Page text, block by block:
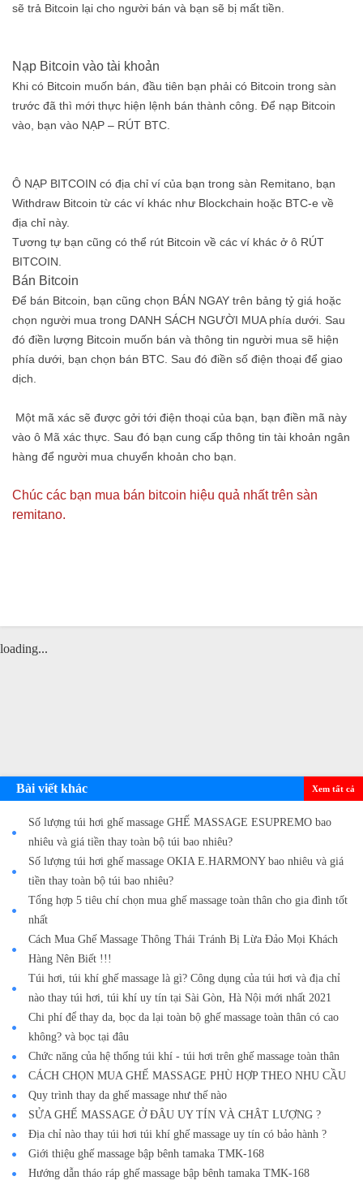
sẽ trả Bitcoin lại cho người bán và bạn sẽ bị mất tiền.
Nạp Bitcoin vào tài khoản
Khi có Bitcoin muốn bán, đầu tiên bạn phải có Bitcoin trong sàn
trước đã thì mới thực hiện lệnh bán thành công. Để nạp Bitcoin
vào, bạn vào NẠP – RÚT BTC.
Ô NẠP BITCOIN có địa chỉ ví của bạn trong sàn Remitano, bạn
Withdraw Bitcoin từ các ví khác như Blockchain hoặc BTC-e về
địa chỉ này.
Tương tự bạn cũng có thể rút Bitcoin về các ví khác ở ô RÚT
BITCOIN.
Bán Bitcoin
Để bán Bitcoin, bạn cũng chọn BÁN NGAY trên bảng tỷ giá hoặc
chọn người mua trong DANH SÁCH NGƯỜI MUA phía dưới. Sau
đó điền lượng Bitcoin muốn bán và thông tin người mua sẽ hiện
phía dưới, bạn chọn bán BTC. Sau đó điền số điện thoại để giao
dịch.
Một mã xác sẽ được gởi tới điện thoại của bạn, bạn điền mã này
vào ô Mã xác thực. Sau đó bạn cung cấp thông tin tài khoản ngân
hàng để người mua chuyển khoản cho bạn.
Chúc các bạn mua bán bitcoin hiệu quả nhất trên sàn
remitano.
loading...
Bài viết khác Xem tất cả
Số lượng túi hơi ghế massage GHẾ MASSAGE ESUPREMO bao
nhiêu và giá tiền thay toàn bộ túi bao nhiêu?
Số lượng túi hơi ghế massage OKIA E.HARMONY bao nhiêu và giá
tiền thay toàn bộ túi bao nhiêu?
Tổng hợp 5 tiêu chí chọn mua ghế massage toàn thân cho gia đình tốt
nhất
Cách Mua Ghế Massage Thông Thái Tránh Bị Lừa Đảo Mọi Khách
Hàng Nên Biết !!!
Túi hơi, túi khí ghế massage là gì? Công dụng của túi hơi và địa chỉ
nào thay túi hơi, túi khí uy tín tại Sài Gòn, Hà Nội mới nhất 2021
Chi phí để thay da, bọc da lại toàn bộ ghế massage toàn thân có cao
không? và bọc tại đâu
Chức năng của hệ thống túi khí - túi hơi trên ghế massage toàn thân
CÁCH CHỌN MUA GHẾ MASSAGE PHÙ HỢP THEO NHU CẦU
Quy trình thay da ghế massage như thế nào
SỬA GHẾ MASSAGE Ở ĐÂU UY TÍN VÀ CHÂT LƯỢNG ?
Địa chỉ nào thay túi hơi túi khí ghế massage uy tín có bảo hành ?
Giới thiệu ghế massage bập bênh tamaka TMK-168
Hướng dẫn tháo ráp ghế massage bập bênh tamaka TMK-168